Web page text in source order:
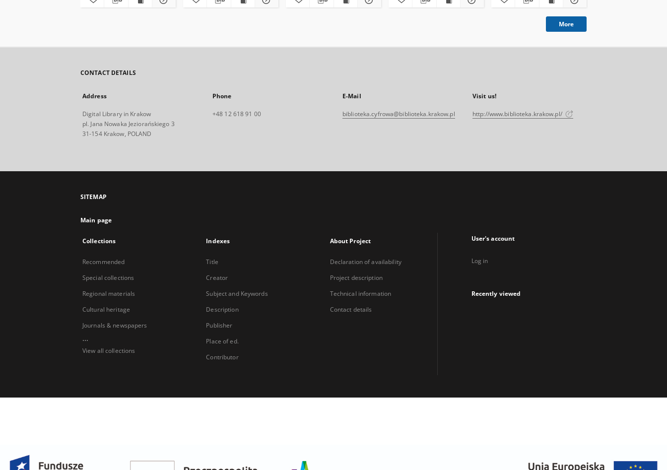
More
CONTACT DETAILS
Address
Digital Library in Krakow
pl. Jana Nowaka Jeziorańskiego 3
31-154 Krakow, POLAND
Phone
+48 12 618 91 00
E-Mail
biblioteka.cyfrowa@biblioteka.krakow.pl
Visit us!
http://www.biblioteka.krakow.pl/
SITEMAP
Main page
Collections
Recommended
Special collections
Regional materials
Cultural heritage
Journals & newspapers
...
View all collections
Indexes
Title
Creator
Subject and Keywords
Description
Publisher
Place of ed.
Contributor
About Project
Declaration of availability
Project description
Technical information
Contact details
User's account
Log in
Recently viewed